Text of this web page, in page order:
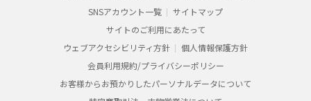
SNSアカウント一覧
サイトマップ
サイトのご利用にあたって
ウェブアクセシビリティ方針
個人情報保護方針
会員利用規約/プライバシーポリシー
お客様からお預かりしたパーソナルデータについて